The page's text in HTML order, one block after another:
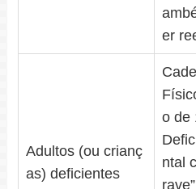
er
Adultos (ou crianç
as) deficientes
o de
ntal